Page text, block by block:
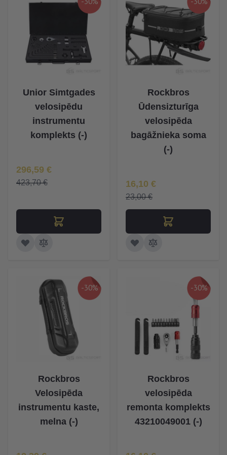
Unior Simtgades
velosipēdu
instrumentu
komplekts (-)
Īpaša Cena
296,59 €
423,70 €
Rockbros
Ūdensizturīga
velosipēda
bagāžnieka soma
(-)
Īpaša Cena
16,10 €
23,00 €
-30%
Rockbros
Velosipēda
instrumentu kaste,
melna (-)
-30%
Rockbros
velosipēda
remonta komplekts
43210049001 (-)